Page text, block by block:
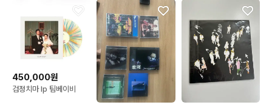
450,000원
검정치마 lp 팀베이비